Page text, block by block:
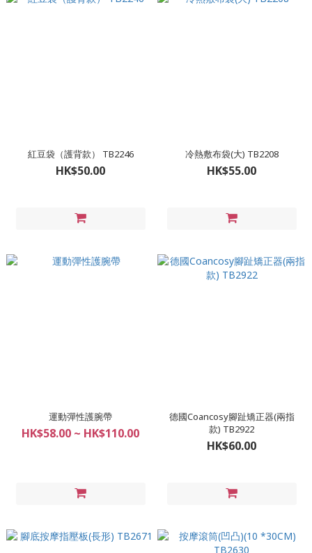
紅豆袋（護背款） TB2246
HK$50.00
冷熱敷布袋(大) TB2208
HK$55.00
運動彈性護腕帶
HK$58.00 ~ HK$110.00
德國Coancosy腳趾矯正器(兩指
款) TB2922
HK$60.00